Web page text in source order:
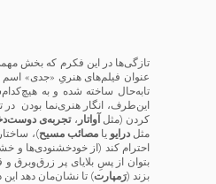
تازگی‌ها در این فکرم که بخش
عنوان فیلم‌های هنریِ «جدی» اسم
تابه‌حال ساخته شده و به
این‌طرف، انگار هنری‌نما بودن در
کردن (مثلآواتار ،تجربه‌ی
مثلدرایو یامصائب مسیح)،
احترام کند (از خودخشنودی‌ها
بتوان از پسِ بلایای پر
بزند (رَمپارت) تا نشان‌مان دهد این